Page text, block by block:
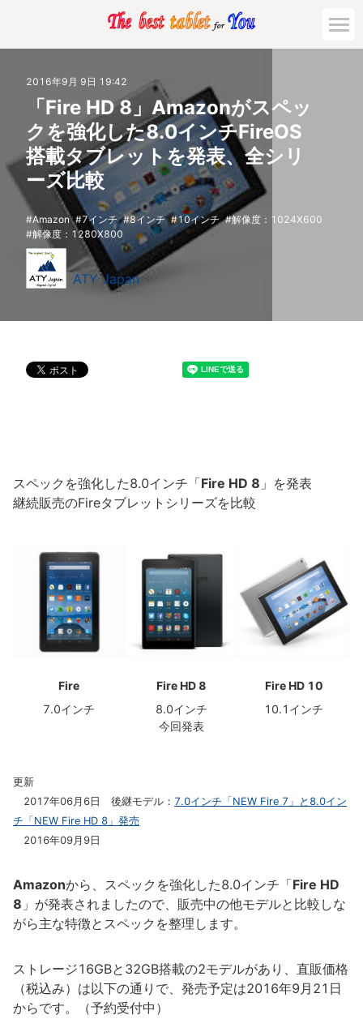
2016年9月 9日 19:42
「Fire HD 8」Amazonがスペッ
クを強化した8.0インチFireOS
搭載タブレットを発表、全シリ
ーズ比較
Amazon 7インチ 8インチ 10インチ
解像度：1024X600
解像度：1280X800
ATY Japan
スペックを強化した8.0インチ「Fire HD 8 」を発表
継続販売のFireタブレットシリーズを比較
Fire
7.0インチ
Fire HD 8
8.0インチ
今回発表
Fire HD 10
10.1インチ
更新
2017年06月6日 後継モデル： 7.0インチ「NEW Fire 7」と8.0イン
チ「NEW Fire HD 8」発売
2016年09月9日
Amazonから、スペックを強化した8.0インチ「Fire HD
8 」が発表されましたので、販売中の他モデルと比較しな
がら主な特徴とスペックを整理します。
ストレージ16GBと32GB搭載の2モデルがあり、直販価格
（税込み）は以下の通りで、発売予定は2016年9月21日
からです。（予約受付中）